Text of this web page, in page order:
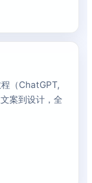
（ChatGPT,
案到设计，全